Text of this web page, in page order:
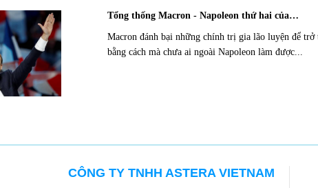
Tổng thống Macron - Napoleon thứ hai của…
Macron đánh bại những chính trị gia lão luyện để trở
bằng cách mà chưa ai ngoài Napoleon làm được...
CÔNG TY TNHH ASTERA VIETNAM